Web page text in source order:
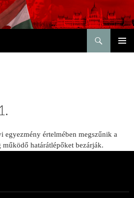
egyezmény értelmében megszűnik a
határátlépőket bezárják.